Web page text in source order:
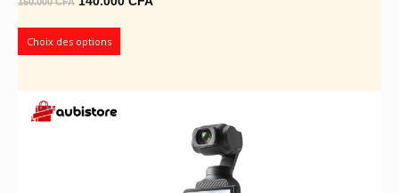
initial
Choix des options